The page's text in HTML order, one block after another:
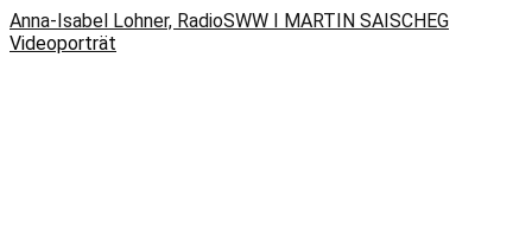
Anna-Isabel Lohner, RadioSWW I MARTIN SAISCHEG
Videoporträt